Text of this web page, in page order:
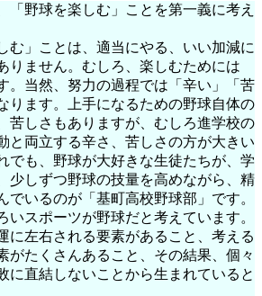
野球を楽しむ」ことを第一義に考え
」ことは、適当にやる、いい加減に
りません。むしろ、楽しむためには
。当然、努力の過程では「辛い」「苦
ります。上手になるための野球自体の
苦しさもありますが、むしろ進学校の
と両立する辛さ、苦しさの方が大きい
でも、野球が大好きな生徒たちが、学
少しずつ野球の技量を高めながら、精
でいるのが「基町高校野球部」です。
スポーツが野球だと考えています。
に左右される要素があること、考える
がたくさんあること、その結果、個々
に直結しないことから生まれていると